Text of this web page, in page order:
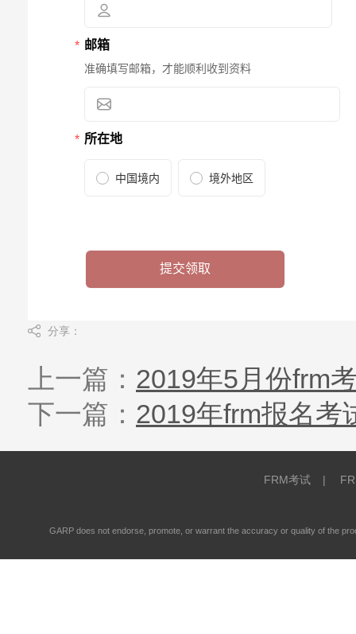
分享：
上一篇： 2019年5月份frm
下一篇： 2019年frm报名考
FRM考试 |
GARP does not endorse, promote, or warrant the accuracy or quality of the